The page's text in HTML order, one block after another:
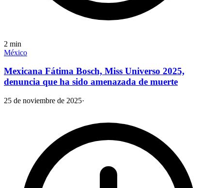
2 min
México
Mexicana Fátima Bosch, Miss Universo 2025,
denuncia que ha sido amenazada de muerte
25 de noviembre de 2025·